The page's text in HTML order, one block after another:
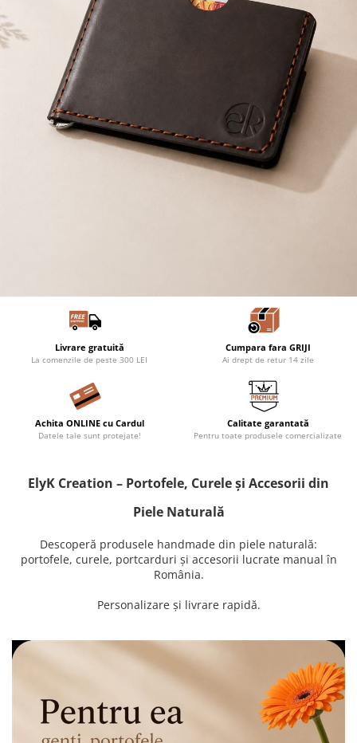
Livrare gratuită
La comenzile de peste 300 LEI
Cumpara fara GRIJI
Ai drept de retur 14 zile
Achita ONLINE cu Cardul
Datele tale sunt protejate!
Calitate garantată
Pentru toate produsele comercializate
ElyK Creation – Portofele, Curele și Accesorii din
Piele Naturală
Descoperă produsele handmade din piele naturală:
portofele, curele, portcarduri și accesorii lucrate manual în
România.
Personalizare și livrare rapidă.